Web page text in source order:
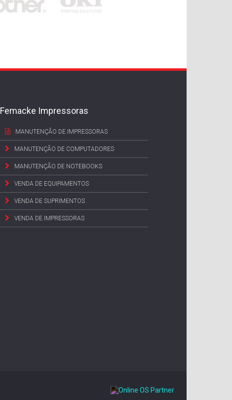
Femacke Impressoras
MANUTENÇÃO DE IMPRESSORAS
MANUTENÇÃO DE COMPUTADORES
MANUTENÇÃO DE NOTEBOOKS
VENDA DE EQUIPAMENTOS
VENDA DE SUPRIMENTOS
VENDA DE IMPRESSORAS